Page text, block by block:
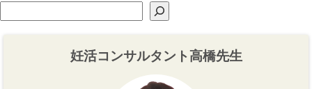
妊活コンサルタント高橋先生